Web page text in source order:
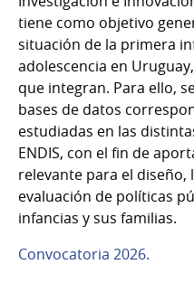
tiene como objetivo
situación de la primera
adolescencia en
que integran. Para ello,
bases de datos
estudiadas en las
ENDIS, con el fin de
relevante para el diseño,
evaluación de políticas
infancias y sus familias.
Convocatoria 2026.